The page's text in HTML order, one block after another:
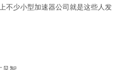
不少小型加速器公司就是这些人发